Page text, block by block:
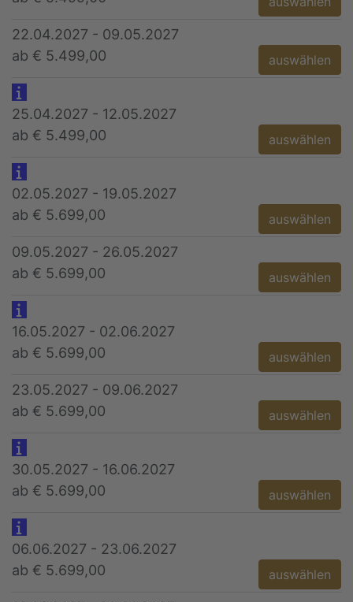
22.04.2027 - 09.05.2027
ab € 5.499,00
auswählen
25.04.2027 - 12.05.2027
ab € 5.499,00
auswählen
02.05.2027 - 19.05.2027
ab € 5.699,00
auswählen
09.05.2027 - 26.05.2027
ab € 5.699,00
auswählen
16.05.2027 - 02.06.2027
ab € 5.699,00
auswählen
23.05.2027 - 09.06.2027
ab € 5.699,00
auswählen
30.05.2027 - 16.06.2027
ab € 5.699,00
auswählen
06.06.2027 - 23.06.2027
ab € 5.699,00
auswählen